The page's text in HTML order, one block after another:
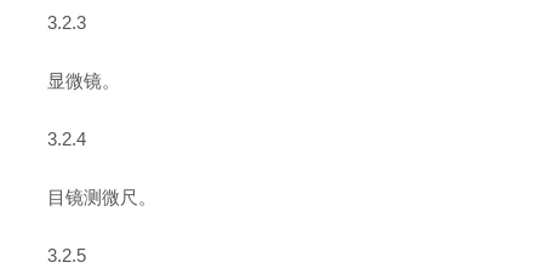
3.2.3
显微镜。
3.2.4
目镜测微尺。
3.2.5